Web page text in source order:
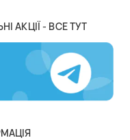
АКЦІЇ - ВСЕ ТУТ